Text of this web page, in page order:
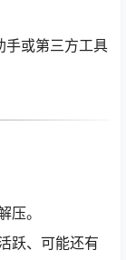
手或第三方工具
压。
跃、可能还有